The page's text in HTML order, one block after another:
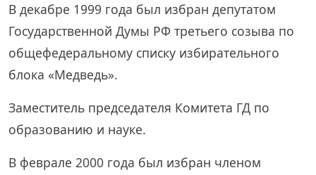
В декабре 1999 года был избран депутатом
Государственной Думы РФ третьего созыва по
общефедеральному списку избирательного
блока «Медведь».
Заместитель председателя Комитета ГД по
образованию и науке.
В феврале 2000 года был избран членом